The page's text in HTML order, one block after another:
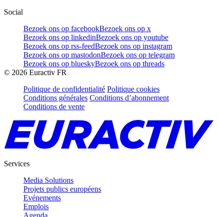
Social
Bezoek ons op facebookBezoek ons op x
Bezoek ons op linkedinBezoek ons op youtube
Bezoek ons op rss-feedBezoek ons op instagram
Bezoek ons op mastodonBezoek ons op telegram
Bezoek ons op blueskyBezoek ons op threads
© 2026 Euractiv FR
Politique de confidentialité Politique cookies
Conditions générales Conditions d’abonnement
Conditions de vente
Services
Media Solutions
Projets publics européens
Evénements
Emplois
Agenda